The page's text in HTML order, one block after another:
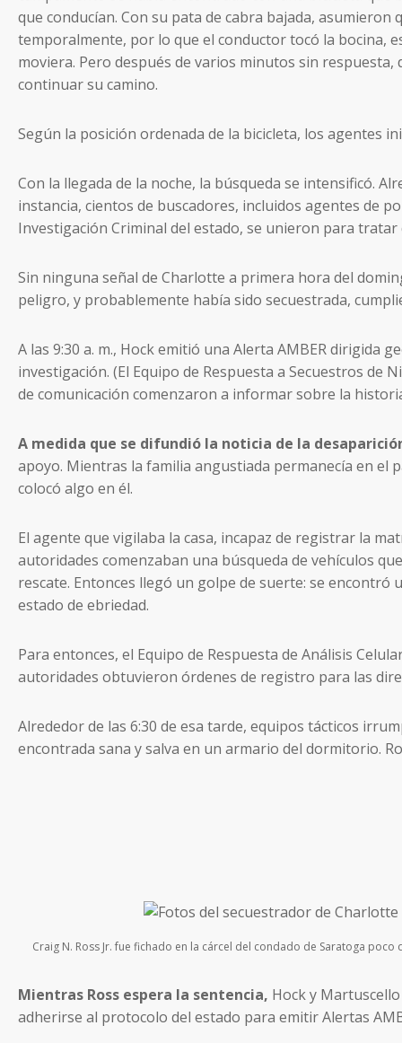
que conducían. Con su pata de cabra bajada, asumieron
temporalmente, por lo que el conductor tocó la bocina,
moviera. Pero después de varios minutos sin
continuar su camino.
Según la posición ordenada de la bicicleta, los agentes
Con la llegada de la noche, la búsqueda se intensificó.
instancia, cientos de buscadores, incluidos agentes de
Investigación Criminal del estado, se unieron para
Sin ninguna señal de Charlotte a primera hora del
peligro, y probablemente había sido secuestrada,
A las 9:30 a. m., Hock emitió una Alerta AMBER dirigida
investigación. (El Equipo de Respuesta a Secuestros
de comunicación comenzaron a informar sobre la
A medida que se difundió la noticia de la
apoyo. Mientras la familia angustiada permanecía en el
colocó algo en él.
El agente que vigilaba la casa, incapaz de registrar la
autoridades comenzaban una búsqueda de vehículos
rescate. Entonces llegó un golpe de suerte: se encontró
estado de ebriedad.
Para entonces, el Equipo de Respuesta de Análisis
autoridades obtuvieron órdenes de registro para las
Alrededor de las 6:30 de esa tarde, equipos tácticos
encontrada sana y salva en un armario del dormitorio.
Craig N. Ross Jr. fue fichado en la cárcel del condado de Saratoga
Mientras Ross espera la sentencia, Hock y
adherirse al protocolo del estado para emitir Alertas